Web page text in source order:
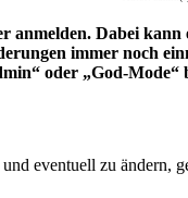
anmelden. Dabei
immer noch
oder „God-Mode“
eventuell zu ändern,